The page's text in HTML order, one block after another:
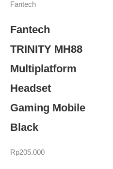
Fantech
Fantech
TRINITY MH88
Multiplatform
Headset
Gaming Mobile
Black
Rp205.000